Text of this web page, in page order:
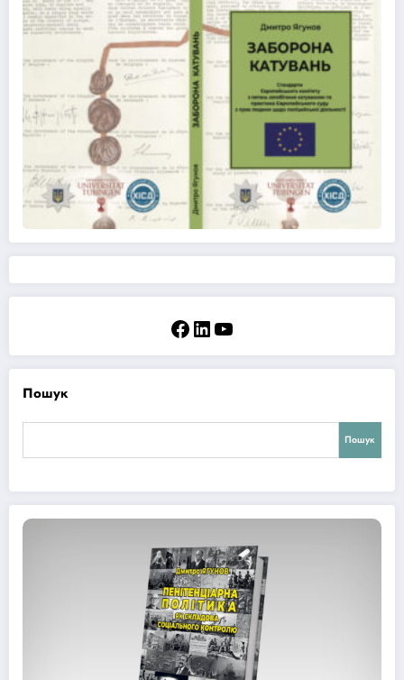
Facebook
LinkedIn
YouTube
Пошук
Пошук